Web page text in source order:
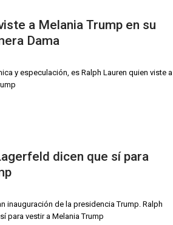
a Melania Trump en su
Dama
y especulación, es Ralph Lauren quien viste a
dicen que sí para
inauguración de la presidencia Trump. Ralph
para vestir a Melania Trump